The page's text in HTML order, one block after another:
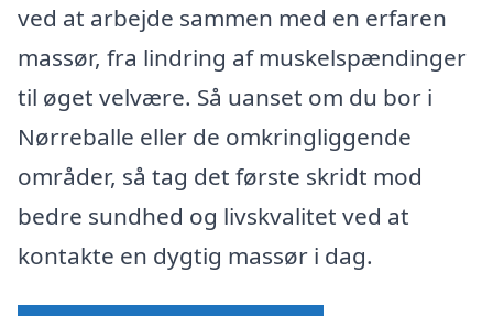
ved at arbejde sammen med en erfaren
massør, fra lindring af muskelspændinger
til øget velvære. Så uanset om du bor i
Nørreballe eller de omkringliggende
områder, så tag det første skridt mod
bedre sundhed og livskvalitet ved at
kontakte en dygtig massør i dag.